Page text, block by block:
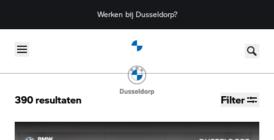
Werken bij Dusseldorp?
Skip to content
390resultaten Filter